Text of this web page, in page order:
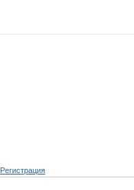
Регистрация